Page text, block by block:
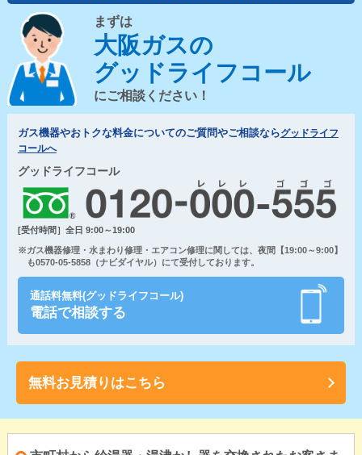
まずは
大阪ガスの
グッドライフコール
にご相談ください！
ガス機器やおトクな料金についてのご質問やご相談ならグッドライフ
コールへ
グッドライフコール
[受付時間］全日 9:00～19:00
※ガス機器修理・水まわり修理・エアコン修理に関しては、夜間【19:00～9:00】
も0570-05-5858（ナビダイヤル）にて受付しております。
通話料無料(グッドライフコール)
電話で相談する
無料お見積りはこちら